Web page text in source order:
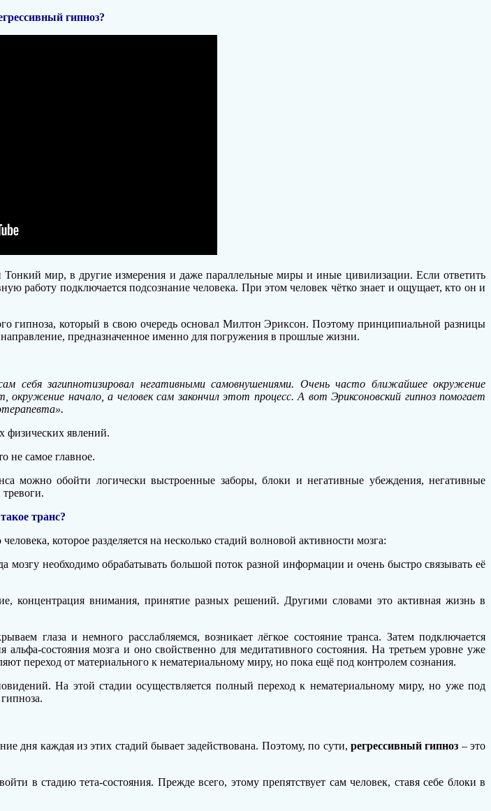
гипноз?
мир, в другие измерения и даже параллельные миры и иные цивилизации. Если ответить
работу подключается подсознание человека. При этом человек чётко знает и ощущает, кто он и
гипноза, который в свою очередь основал Милтон Эриксон. Поэтому принципиальной разницы
предназначенное именно для погружения в прошлые жизни.
себя загипнотизировал негативными самовнушениями. Очень часто ближайшее окружение
начало, а человек сам закончил этот процесс. А вот Эриксоновский гипноз помогает
физических явлений.
не самое главное.
можно обойти логически выстроенные заборы, блоки и негативные убеждения, негативные
транс?
которое разделяется на несколько стадий волновой активности мозга:
мозгу необходимо обрабатывать большой поток разной информации и очень быстро связывать её
концентрация внимания, принятие разных решений. Другими словами это активная жизнь в
глаза и немного расслабляемся, возникает лёгкое состояние транса. Затем подключается
состояния мозга и оно свойственно для медитативного состояния. На третьем уровне уже
от материального к нематериальному миру, но пока ещё под контролем сознания.
На этой стадии осуществляется полный переход к нематериальному миру, но уже под
дня каждая из этих стадий бывает задействована. Поэтому, по сути, регрессивный гипноз – это
в стадию тета-состояния. Прежде всего, этому препятствует сам человек, ставя себе блоки в